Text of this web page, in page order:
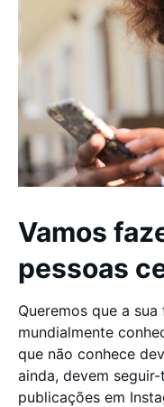
Vamos
pessoas
Queremos que a
mundialmente
que não conhece
ainda, devem
publicações em